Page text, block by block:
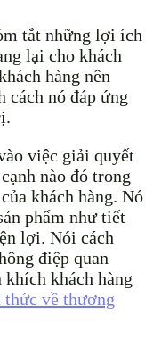
tắt những lợi ích
lại cho khách
hàng nên
cách nó đáp ứng
việc giải quyết
nào đó trong
khách hàng. Nó
phẩm như tiết
lợi. Nói cách
điệp quan
khách hàng
thức về thương